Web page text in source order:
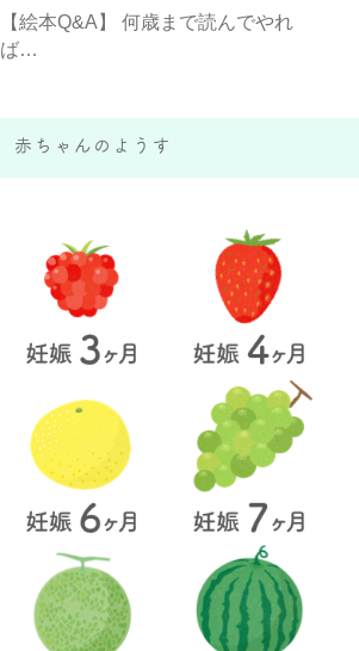
【絵本Q&A】 何歳まで読んでやれ
ば…